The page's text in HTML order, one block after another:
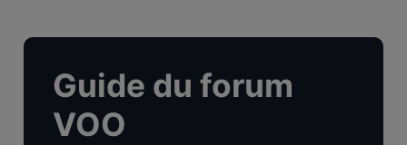
Guide du forum
VOO